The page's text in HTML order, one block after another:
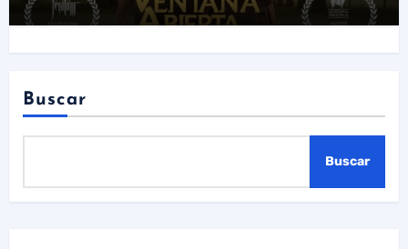
Buscar
Buscar